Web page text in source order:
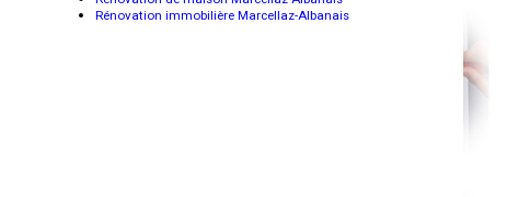
Blois
Rénovation immobilière Marcellaz-Albanais